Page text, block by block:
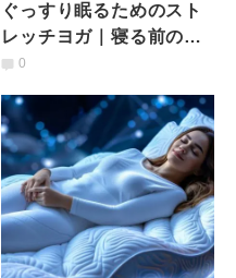
ぐっすり眠るためのスト
レッチヨガ｜寝る前のた
った2分で寝つきが良くな
ッチ
0